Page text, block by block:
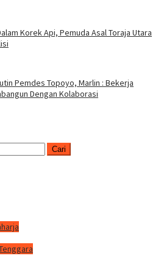
Korek Api, Pemuda Asal Toraja Utara
Pemdes Topoyo, Marlin : Bekerja
Dengan Kolaborasi